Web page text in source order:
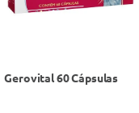
Gerovital 60 Cápsulas